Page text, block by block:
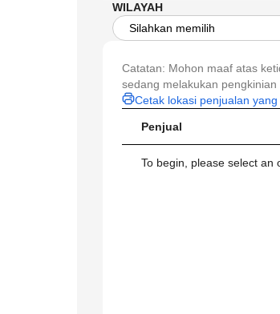
WILAYAH
Catatan: Mohon maaf atas
sedang melakukan
Cetak lokasi penjualan
Penjual
To begin, please select an